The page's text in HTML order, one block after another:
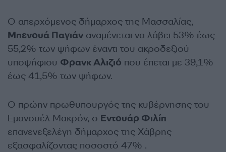
Ο απερχόμενος δήμαρχος της Μασσαλίας,
Μπενουά Παγιάν αναμένεται να λάβει 53% έως
55,2% των ψήφων έναντι του ακροδεξιού
υποψήφιου Φρανκ Αλιζιό που έπεται με 39,1%
έως 41,5% των ψήφων.
Ο πρώην πρωθυπουργός της κυβέρνησης του
Εμανουέλ Μακρόν, ο Εντουάρ Φιλίπ
επανενεξελέγη δήμαρχος της Χάβρης
εξασφαλίζοντας ποσοστό 47% .